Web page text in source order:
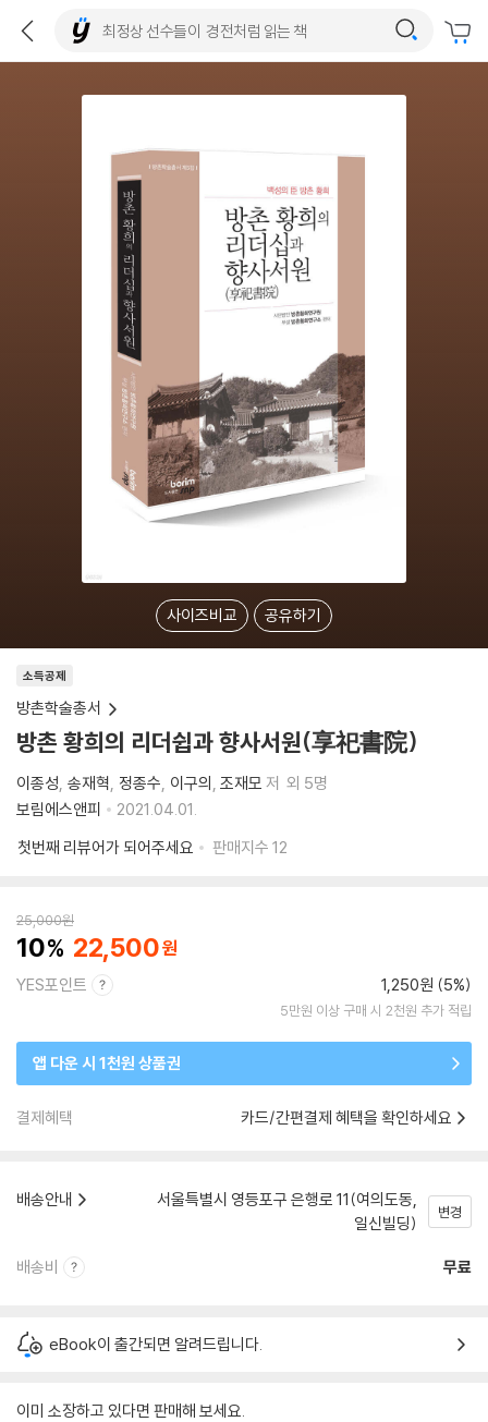
사이즈비교 공유하기
소득공제
방촌학술총서
방촌 황희의 리더쉽과 향사서원(享祀書院)
이종성 송재혁 정종수 이구의 조재모 저 외 5명
보림에스앤피
2021.04.01.
첫번째 리뷰어가 되어주세요
판매지수 12
25,000원
10 22,500
YES포인트 1,250원 (5%)
5만원 이상 구매 시 2천원 추가 적립
앱 다운 시 1천원 상품권
결제혜택 카드/간편결제 혜택을 확인하세요
배송안내
서울특별시 영등포구 은행로 11(여의도동,
일신빌딩)
변경
배송비 무료
eBook이 출간되면 알려드립니다.
이미 소장하고 있다면 판매해 보세요.